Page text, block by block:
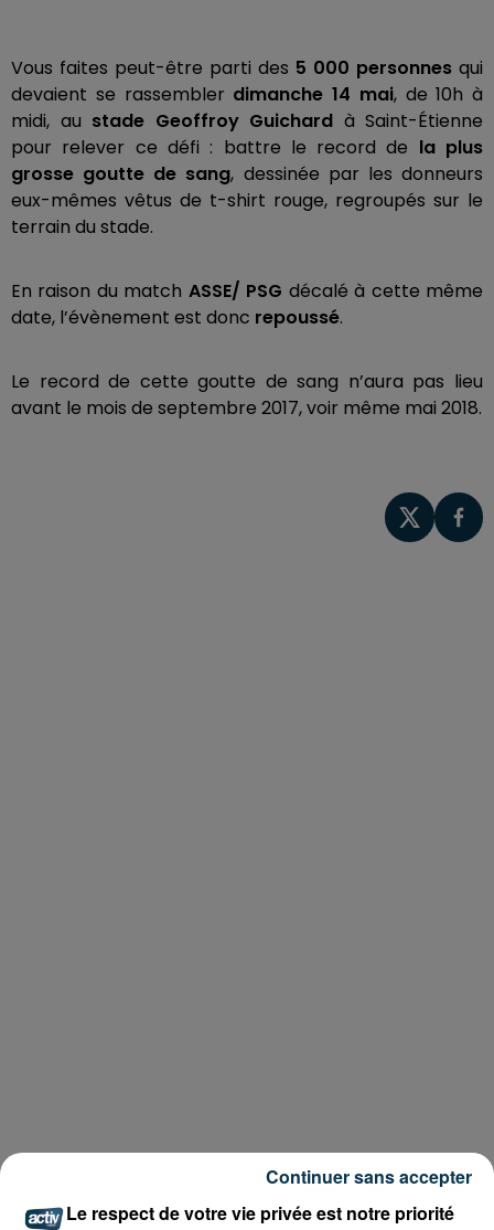
Vous faites peut-être parti des 5 000 personnes qui
devaient se rassembler dimanche 14 mai, de 10h à
midi, au stade Geoffroy Guichard à Saint-Étienne
pour relever ce défi : battre le record de la plus
grosse goutte de sang, dessinée par les donneurs
eux-mêmes vêtus de t-shirt rouge, regroupés sur le
terrain du stade.
En raison du match ASSE/ PSG décalé à cette même
date, l’évènement est donc repoussé.
Le record de cette goutte de sang n’aura pas lieu
avant le mois de septembre 2017, voir même mai 2018.
Le respect de votre vie privée est notre priorité
Continuer sans accepter